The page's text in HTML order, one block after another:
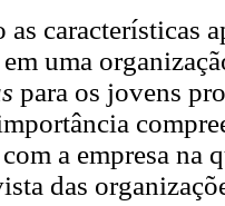
características
uma
para os jovens
a empresa na
das